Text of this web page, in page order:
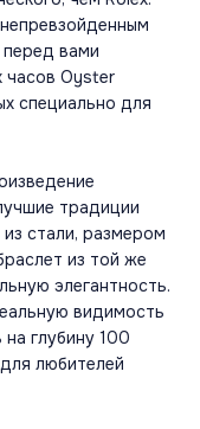
вами
часов Oyster
специально для
традиции
стали, размером
из той же
элегантность.
видимость
глубину 100
любителей